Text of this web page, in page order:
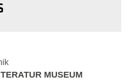
MUSEUM